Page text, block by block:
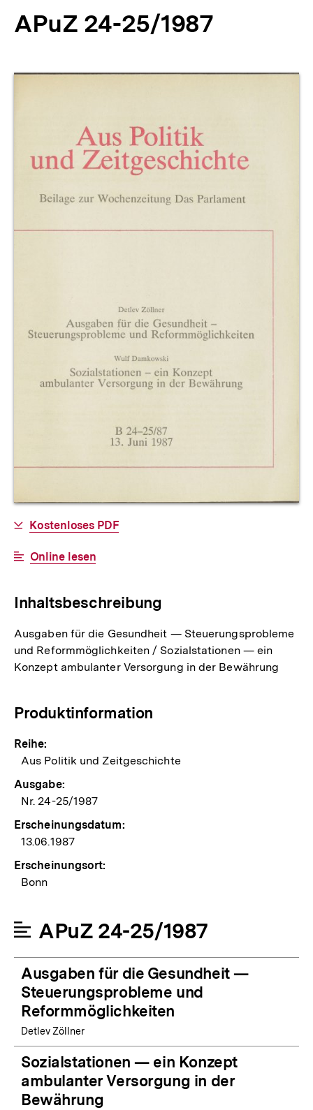
APuZ 24-25/1987
Allgemeine
Informationen
Download-
Kostenloses PDF
Interner
Online lesen
Inhaltsbeschreibung
Ausgaben für die Gesundheit — Steuerungsprobleme
und Reformmöglichkeiten / Sozialstationen — ein
Konzept ambulanter Versorgung in der Bewährung
Produktinformation
Reihe:
Aus Politik und Zeitgeschichte
Ausgabe:
Nr. 24-25/1987
Erscheinungsdatum:
13.06.1987
Erscheinungsort:
Bonn
APuZ 24-25/1987
Ausgaben für die Gesundheit —
Steuerungsprobleme und
Reformmöglichkeiten
Detlev Zöllner
Sozialstationen — ein Konzept
ambulanter Versorgung in der
Bewährung